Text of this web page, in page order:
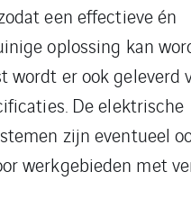
een effectieve én
oplossing kan
wordt er ook geleverd
De elektrische
zijn eventueel
werkgebieden met